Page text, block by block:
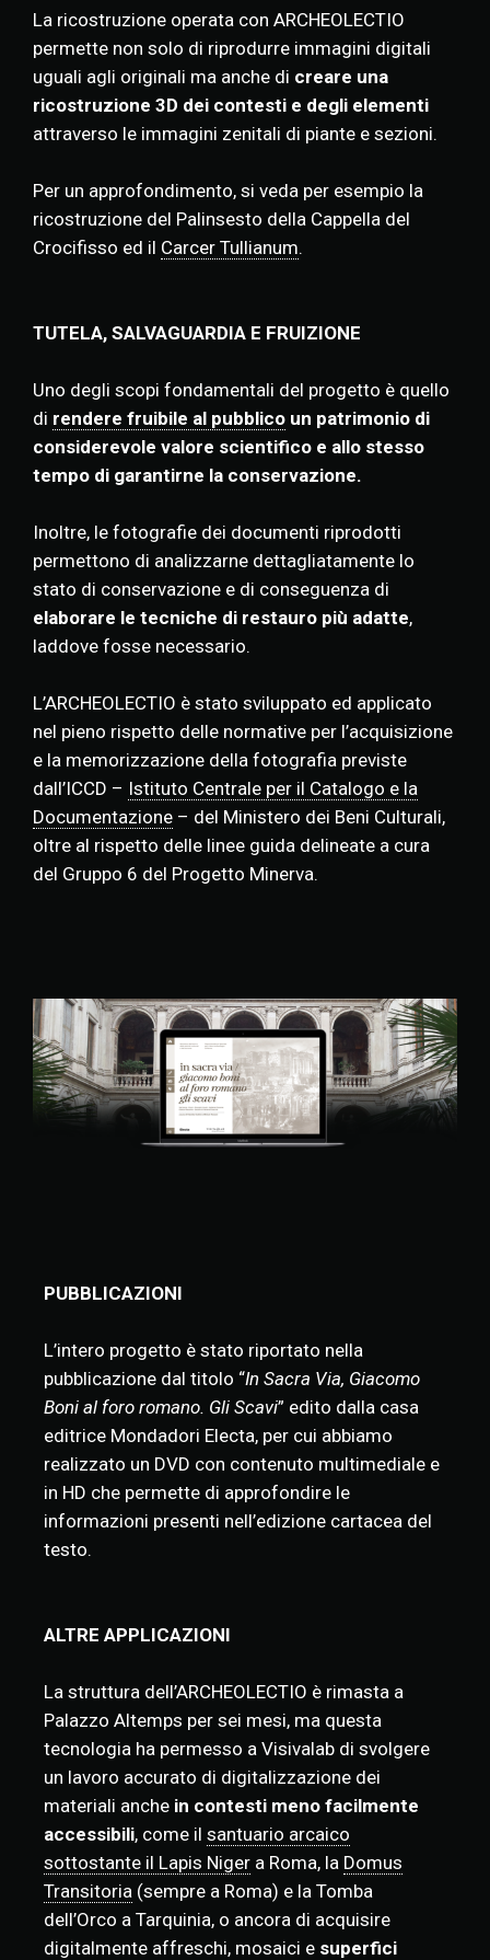
La ricostruzione operata con ARCHEOLECTIO
permette non solo di riprodurre immagini digitali
uguali agli originali ma anche di creare una
ricostruzione 3D dei contesti e degli elementi
attraverso le immagini zenitali di piante e sezioni.
Per un approfondimento, si veda per esempio la
ricostruzione del Palinsesto della Cappella del
Crocifisso ed il Carcer Tullianum.
TUTELA, SALVAGUARDIA E FRUIZIONE
Uno degli scopi fondamentali del progetto è quello
di rendere fruibile al pubblico un patrimonio di
considerevole valore scientifico e allo stesso
tempo di garantirne la conservazione.
Inoltre, le fotografie dei documenti riprodotti
permettono di analizzarne dettagliatamente lo
stato di conservazione e di conseguenza di
elaborare le tecniche di restauro più adatte,
laddove fosse necessario.
L’ARCHEOLECTIO è stato sviluppato ed applicato
nel pieno rispetto delle normative per l’acquisizione
e la memorizzazione della fotografia previste
dall’ICCD – Istituto Centrale per il Catalogo e la
Documentazione – del Ministero dei Beni Culturali,
oltre al rispetto delle linee guida delineate a cura
del Gruppo 6 del Progetto Minerva.
PUBBLICAZIONI
L’intero progetto è stato riportato nella
pubblicazione dal titolo “In Sacra Via, Giacomo
Boni al foro romano. Gli Scavi” edito dalla casa
editrice Mondadori Electa, per cui abbiamo
realizzato un DVD con contenuto multimediale e
in HD che permette di approfondire le
informazioni presenti nell’edizione cartacea del
testo.
ALTRE APPLICAZIONI
La struttura dell’ARCHEOLECTIO è rimasta a
Palazzo Altemps per sei mesi, ma questa
tecnologia ha permesso a Visivalab di svolgere
un lavoro accurato di digitalizzazione dei
materiali anche in contesti meno facilmente
accessibili, come il santuario arcaico
sottostante il Lapis Niger a Roma, la Domus
Transitoria (sempre a Roma) e la Tomba
dell’Orco a Tarquinia, o ancora di acquisire
digitalmente affreschi, mosaici e superfici